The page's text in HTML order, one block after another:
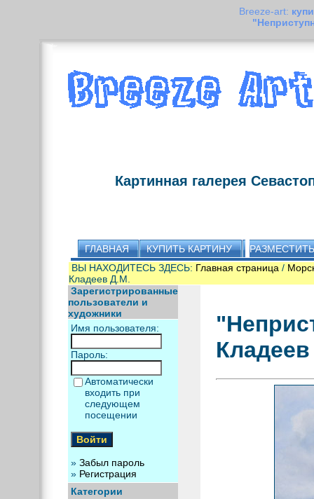
Breeze-art:
Картинная галерея
ГЛАВНАЯ КУПИТЬ КАРТИНУ
ВЫ НАХОДИТЕСЬ ЗДЕСЬ: Главная страница /
Кладеев Д.М.
Зарегистрированные
пользователи и
художники
Имя пользователя:
Пароль:
Автоматически
входить при
следующем
посещении
» Забыл пароль
» Регистрация
Категории